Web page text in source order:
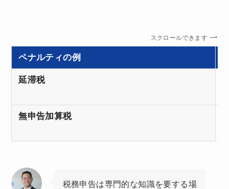
スクロールできます
ペナルティの例
延滞税
無申告加算税
税務申告は専門的な知識を要する場